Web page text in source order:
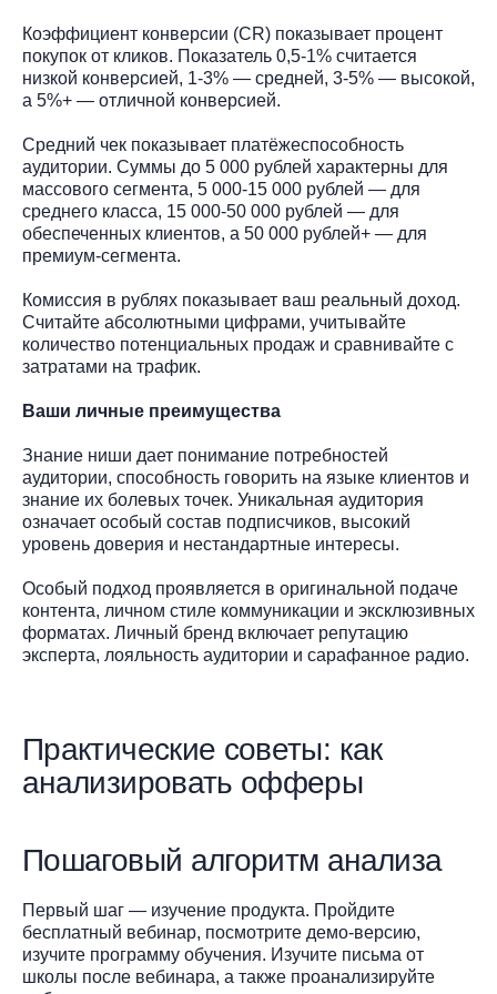
Коэффициент конверсии (CR) показывает процент
покупок от кликов. Показатель 0,5-1% считается
низкой конверсией, 1-3% — средней, 3-5% — высокой,
а 5%+ — отличной конверсией.
Средний чек показывает платёжеспособность
аудитории. Суммы до 5 000 рублей характерны для
массового сегмента, 5 000-15 000 рублей — для
среднего класса, 15 000-50 000 рублей — для
обеспеченных клиентов, а 50 000 рублей+ — для
премиум-сегмента.
Комиссия в рублях показывает ваш реальный доход.
Считайте абсолютными цифрами, учитывайте
количество потенциальных продаж и сравнивайте с
затратами на трафик.
Ваши личные преимущества
Знание ниши дает понимание потребностей
аудитории, способность говорить на языке клиентов и
знание их болевых точек. Уникальная аудитория
означает особый состав подписчиков, высокий
уровень доверия и нестандартные интересы.
Особый подход проявляется в оригинальной подаче
контента, личном стиле коммуникации и эксклюзивных
форматах. Личный бренд включает репутацию
эксперта, лояльность аудитории и сарафанное радио.
Практические советы: как
анализировать офферы
Пошаговый алгоритм анализа
Первый шаг — изучение продукта. Пройдите
бесплатный вебинар, посмотрите демо-версию,
изучите программу обучения. Изучите письма от
школы после вебинара, а также проанализируйте